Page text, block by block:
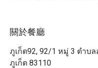
sea front.  Car park next
the beach by the fire.
關於餐廳
ภูเก็ต92, 92/1 หมู่ 3 ตำบ
ภูเก็ต 83110